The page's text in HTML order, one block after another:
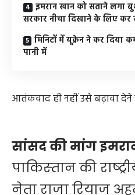
इमरान खान को सताने लगा
सरकार नीचा दिखाने के लिए कर
मिनिटों में यूक्रेन ने कर
पानी में
आतंकवाद ही नहीं उसे बढ़ावा देने
सांसद की मांग
पाकिस्‍तान की
नेता राजा रियाज